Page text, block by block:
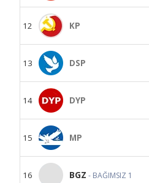
12 KP
13 DSP
14 DYP
15 MP
16 BGZ - BAĞIMSIZ 1